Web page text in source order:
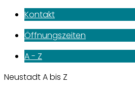
Kontakt
Öffnungszeiten
A - Z
Neustadt A bis Z